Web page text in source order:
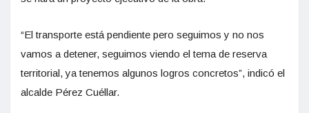
“El transporte está pendiente pero seguimos y no nos
vamos a detener, seguimos viendo el tema de reserva
territorial, ya tenemos algunos logros concretos”, indicó el
alcalde Pérez Cuéllar.